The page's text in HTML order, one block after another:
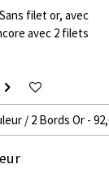
filet or, avec
avec 2 filets